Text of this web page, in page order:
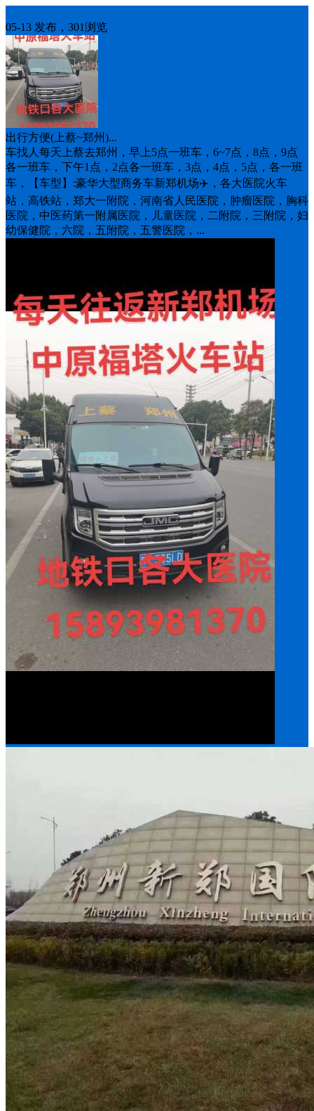
05-13 发布，301浏览
出行方便(上蔡~郑州)...
车找人每天上蔡去郑州，早上5点一班车，6~7点，8点，9点
各一班车，下午1点，2点各一班车，3点，4点，5点，各一班
车，【车型】:豪华大型商务车新郑机场✈️，各大医院火车
站，高铁站，郑大一附院，河南省人民医院，肿瘤医院，胸科
医院，中医药第一附属医院，儿童医院，二附院，三附院，妇
幼保健院，六院，五附院，五警医院，...